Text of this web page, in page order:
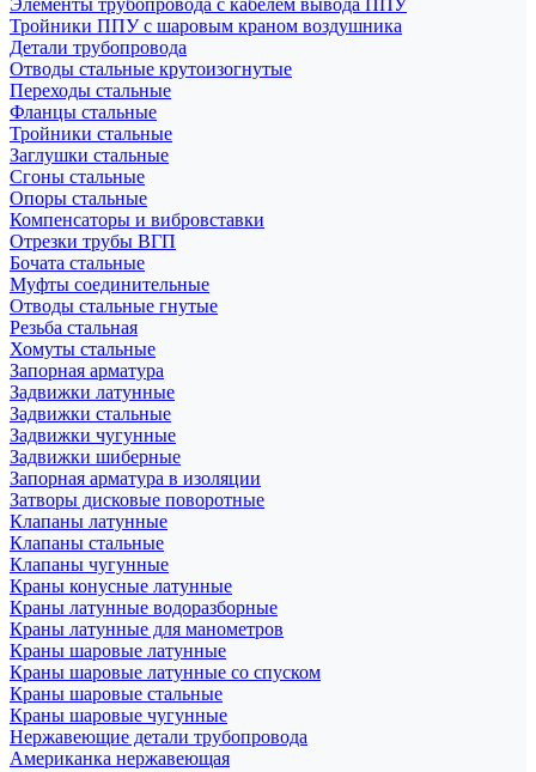
Элементы трубопровода с кабелем вывода ППУ
Тройники ППУ с шаровым краном воздушника
Детали трубопровода
Отводы стальные крутоизогнутые
Переходы стальные
Фланцы стальные
Тройники стальные
Заглушки стальные
Сгоны стальные
Опоры стальные
Компенсаторы и вибровставки
Отрезки трубы ВГП
Бочата стальные
Муфты соединительные
Отводы стальные гнутые
Резьба стальная
Хомуты стальные
Запорная арматура
Задвижки латунные
Задвижки стальные
Задвижки чугунные
Задвижки шиберные
Запорная арматура в изоляции
Затворы дисковые поворотные
Клапаны латунные
Клапаны стальные
Клапаны чугунные
Краны конусные латунные
Краны латунные водоразборные
Краны латунные для манометров
Краны шаровые латунные
Краны шаровые латунные со спуском
Краны шаровые стальные
Краны шаровые чугунные
Нержавеющие детали трубопровода
Американка нержавеющая